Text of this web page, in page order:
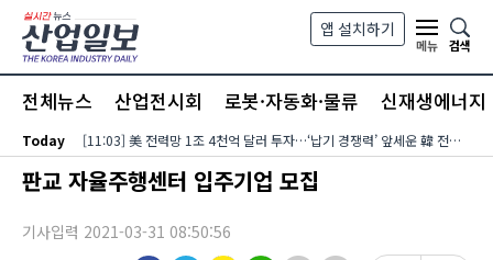
본문 바로가기
앱 설치하기
메뉴
검색
전체뉴스 산업전시회 로봇·자동화·물류 신재생에너지
Today [11:03] 美 전력망 1조 4천억 달러 투자…‘납기 경쟁력’ 앞세운 韓 전력기자재 수출 호조
판교 자율주행센터 입주기업 모집
기사입력 2021-03-31 08:50:56